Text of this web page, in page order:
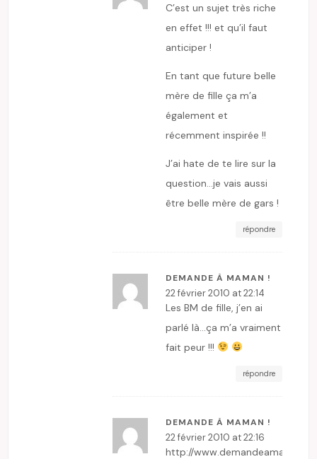
C’est un sujet très riche
en effet !!! et qu’il faut
anticiper !
En tant que future belle
mère de fille ça m’a
également et
récemment inspirée !!
J’ai hate de te lire sur la
question…je vais aussi
être belle mère de gars !
répondre
DEMANDE À MAMAN !
22 février 2010 at 22:14
Les BM de fille, j’en ai
parlé là…ça m’a vraiment
fait peur !!!
répondre
DEMANDE À MAMAN !
22 février 2010 at 22:16
http://